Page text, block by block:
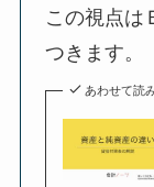
この視点は
つきます。
あわせて読